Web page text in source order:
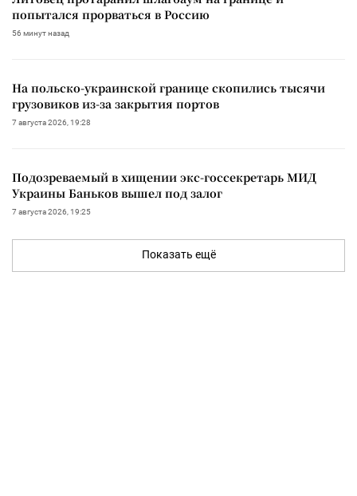
попытался прорваться в Россию
56 минут назад
На польско-украинской границе скопились тысячи
грузовиков из-за закрытия портов
7 августа 2026, 19:28
Подозреваемый в хищении экс-госсекретарь МИД
Украины Баньков вышел под залог
7 августа 2026, 19:25
Показать ещё